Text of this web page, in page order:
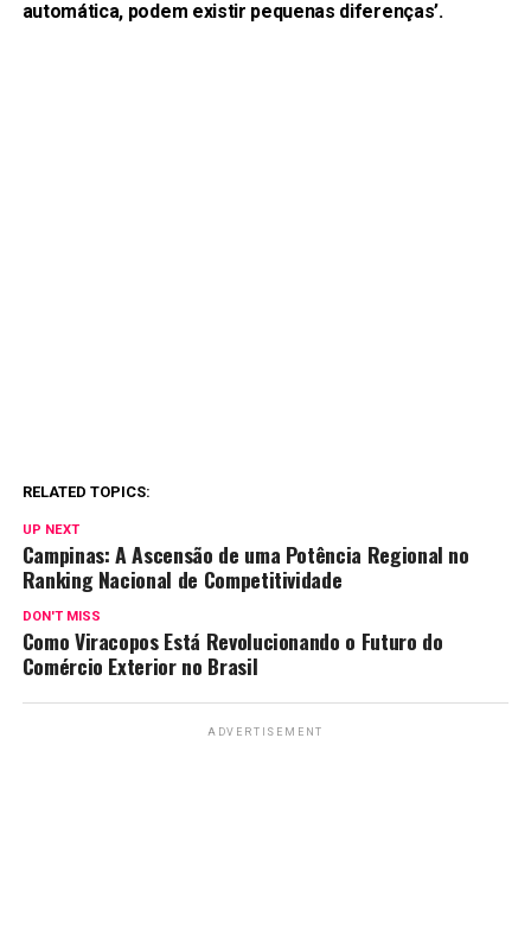
automática, podem existir pequenas diferenças’.
RELATED TOPICS:
UP NEXT
Campinas: A Ascensão de uma Potência Regional no
Ranking Nacional de Competitividade
DON'T MISS
Como Viracopos Está Revolucionando o Futuro do
Comércio Exterior no Brasil
ADVERTISEMENT